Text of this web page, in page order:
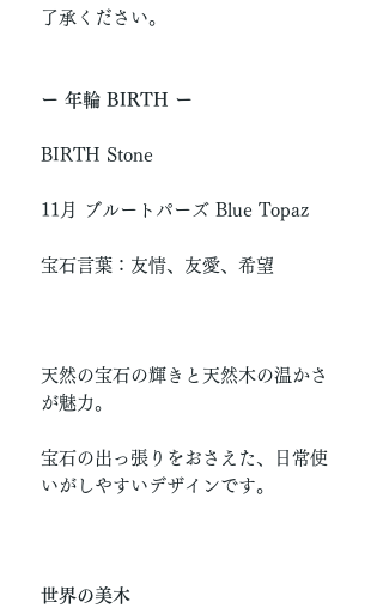
了承ください。
ー 年輪 BIRTH ー
BIRTH Stone
11月 ブルートパーズ Blue Topaz
宝石言葉：友情、友愛、希望
天然の宝石の輝きと天然木の温かさ
が魅力。
宝石の出っ張りをおさえた、日常使
いがしやすいデザインです。
世界の美木